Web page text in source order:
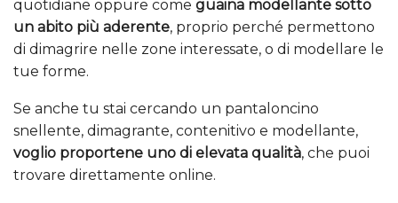
quotidiane oppure come guaina modellante sotto
un abito più aderente, proprio perché permettono
di dimagrire nelle zone interessate, o di modellare le
tue forme.
Se anche tu stai cercando un pantaloncino
snellente, dimagrante, contenitivo e modellante,
voglio proportene uno di elevata qualità, che puoi
trovare direttamente online.